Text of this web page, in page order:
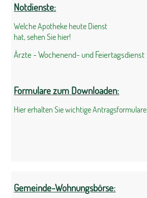
Notdienste:
Welche Apotheke heute Dienst
hat, sehen Sie hier!
Ärzte - Wochenend- und Feiertagsdienst
Formulare zum Downloaden:
Hier erhalten Sie wichtige Antragsformulare
Gemeinde-Wohnungsbörse: